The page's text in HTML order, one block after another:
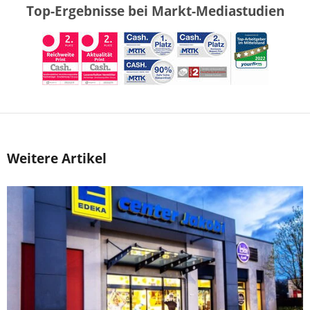
Top-Ergebnisse bei Markt-Mediastudien
Weitere Artikel